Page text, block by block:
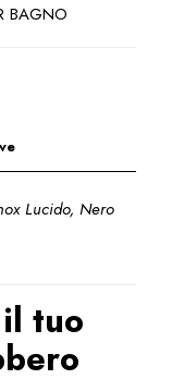
BAGNO
Lucido, Nero
tuo